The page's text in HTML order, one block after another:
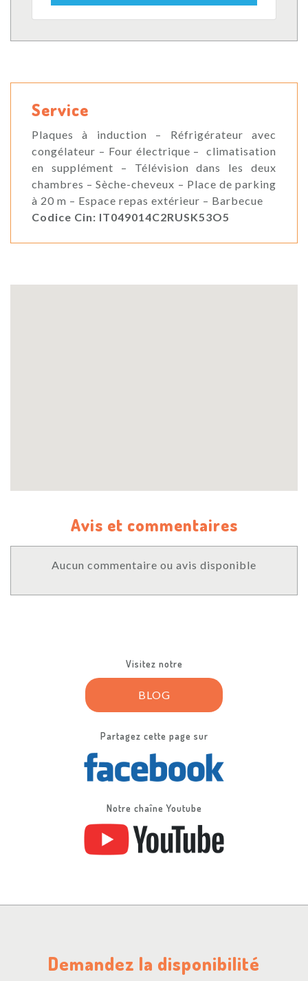
Service
Plaques à induction – Réfrigérateur avec
congélateur – Four électrique – climatisation
en supplément – Télévision dans les deux
chambres – Sèche-cheveux – Place de parking
à 20 m – Espace repas extérieur – Barbecue
Codice Cin: IT049014C2RUSK53O5
Avis et commentaires
Aucun commentaire ou avis disponible
Visitez notre
BLOG
Partagez cette page sur
Notre chaîne Youtube
Demandez la disponibilité